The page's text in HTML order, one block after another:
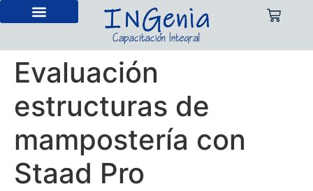
Evaluación
estructuras de
mampostería con
Staad Pro